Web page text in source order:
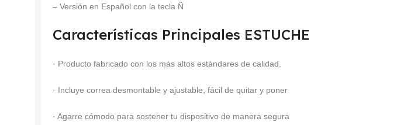
– Versión en Español con la tecla Ñ
Características Principales ESTUCHE
· Producto fabricado con los más altos estándares de calidad.
· Incluye correa desmontable y ajustable, fácil de quitar y poner
· Agarre cómodo para sostener tu dispositivo de manera segura